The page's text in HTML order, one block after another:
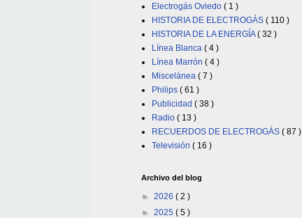
Electrogás Oviedo ( 1 )
HISTORIA DE ELECTROGÁS ( 110 )
HISTORIA DE LA ENERGÍA( 32 )
Línea Blanca ( 4 )
Línea Marrón ( 4 )
Miscelánea ( 7 )
Philips ( 61 )
Publicidad ( 38 )
Radio ( 13 )
RECUERDOS DE ELECTROGÁS ( 87 )
Televisión ( 16 )
Archivo del blog
► 2026 ( 2 )
► 2025 ( 5 )